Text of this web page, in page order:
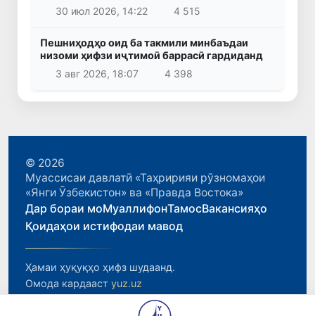
30 июл 2026, 14:22
4 515
Пешниҳодҳо оид ба такмили минбаъдаи
низоми ҳифзи иҷтимоӣ баррасӣ гардиданд
3 авг 2026, 18:07
4 398
© 2026
Муассисаи давлатӣ «Таҳририяи рӯзномаҳои
«Янги Ӯзбекистон» ва «Правда Востока»
Дар бораи моМуаллифонТамосВакансияҳо
Қоидаҳои истифодаи мавод
Ҳамаи ҳуқуқҳо ҳифз шудаанд.
Омода кардааст yuz.uz